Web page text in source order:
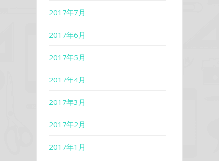
2017年7月
2017年6月
2017年5月
2017年4月
2017年3月
2017年2月
2017年1月